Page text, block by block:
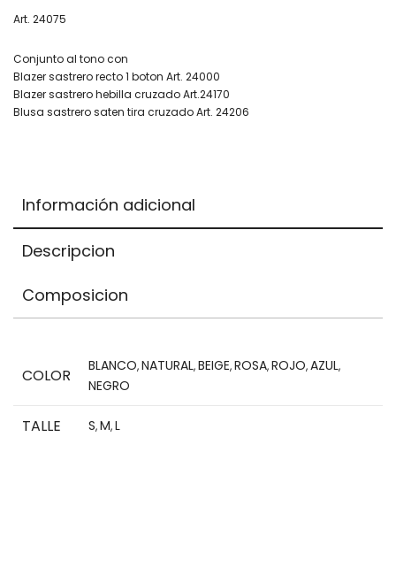
Your
is
$0,00
Art. 24075
Conjunto al tono con
Blazer sastrero recto 1 boton Art. 24000
Blazer sastrero hebilla cruzado Art.24170
Blusa sastrero saten tira cruzado Art. 24206
Información adicional
Descripcion
Composicion
COLOR BLANCO,NATURAL,BEIGE,ROSA,ROJO,AZUL,
NEGRO
TALLE S,M,L